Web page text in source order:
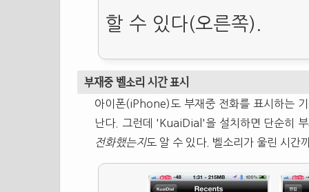
할 수 있다(오른쪽).
부재중 벨소리 시간 표시
아이폰(iPhone)도 부재중 전화를 표시하는
난다. 그런데 'KuaiDial'을 설치하면 단순히
전화했는지도 알 수 있다. 벨소리가 울린 시간